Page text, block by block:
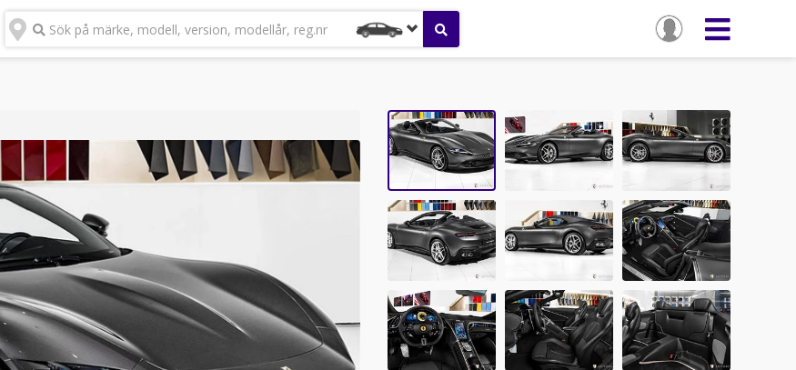
Sök på märke, modell, version, modellår, reg.nr